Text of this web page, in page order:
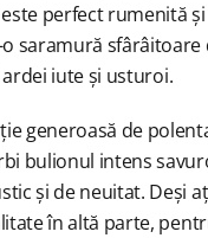
perfect rumenită
saramură sfârâitoare
iute și usturoi.
generoasă de
bulionul intens
și de neuitat. Deși
în altă parte,